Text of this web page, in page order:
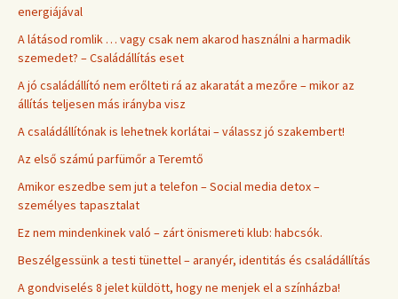
energiájával
A látásod romlik … vagy csak nem akarod használni a harmadik
szemedet? – Családállítás eset
A jó családállító nem erőlteti rá az akaratát a mezőre – mikor az
állítás teljesen más irányba visz
A családállítónak is lehetnek korlátai – válassz jó szakembert!
Az első számú parfümőr a Teremtő
Amikor eszedbe sem jut a telefon – Social media detox –
személyes tapasztalat
Ez nem mindenkinek való – zárt önismereti klub: habcsók.
Beszélgessünk a testi tünettel – aranyér, identitás és családállítás
A gondviselés 8 jelet küldött, hogy ne menjek el a színházba!